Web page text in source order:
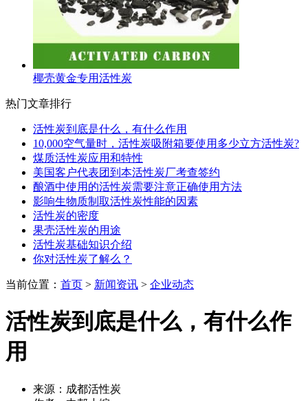
椰壳黄金专用活性炭
热门文章排行
活性炭到底是什么，有什么作用
10,000空气量时，活性炭吸附箱要使用多少立方活性炭?
煤质活性炭应用和特性
美国客户代表团到本活性炭厂考查签约
酿酒中使用的活性炭需要注意正确使用方法
影响生物质制取活性炭性能的因素
活性炭的密度
果壳活性炭的用途
活性炭基础知识介绍
你对活性炭了解么？
当前位置： 首页 > 新闻资讯 > 企业动态
活性炭到底是什么，有什么作
用
来源：成都活性炭